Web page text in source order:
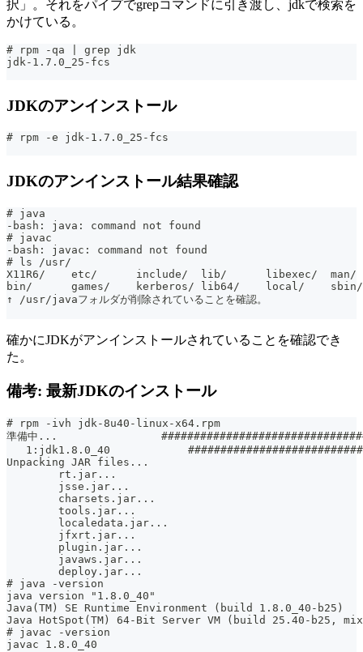
択」。それをパイプでgrepコマンドに引き渡し、jdkで検索を
かけている。
# rpm -qa | grep jdk
jdk-1.7.0_25-fcs
JDKのアンインストール
# rpm -e jdk-1.7.0_25-fcs
JDKのアンインストール結果確認
# java
-bash: java: command not found
# javac
-bash: javac: command not found
# ls /usr/
X11R6/    etc/      include/  lib/      libexec/
bin/      games/    kerberos/ lib64/    local/
↑ /usr/javaフォルダが削除されていることを確認。
確かにJDKがアンインストールされていることを確認でき
た。
備考: 最新JDKのインストール
# rpm -ivh jdk-8u40-linux-x64.rpm
準備中...
1:jdk1.8.0_40
Unpacking JAR files...
	rt.jar...
	jsse.jar...
	charsets.jar...
	tools.jar...
	localedata.jar...
	jfxrt.jar...
	plugin.jar...
	javaws.jar...
	deploy.jar...
# java -version
java version "1.8.0_40"
Java(TM) SE Runtime Environment (build 1.8.0_40-b25)
Java HotSpot(TM) 64-Bit Server VM (build 25.40-b25,
# javac -version
javac 1.8.0_40